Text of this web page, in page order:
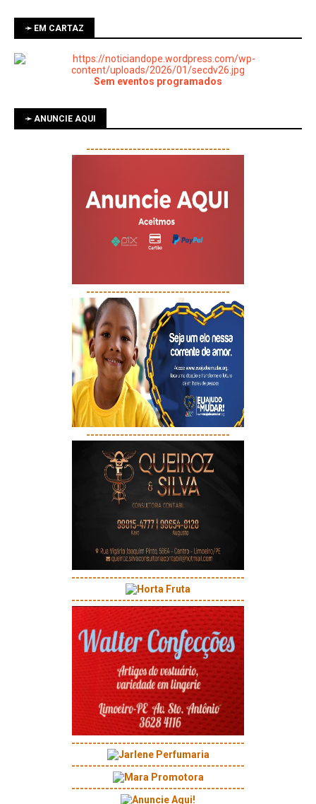
➛ EM CARTAZ
Sem eventos programados
➛ ANUNCIE AQUI
----------------------------------
----------------------------------
----------------------------------
-----------------------------------------
-----------------------------------------
-----------------------------------------
-----------------------------------------
-----------------------------------------